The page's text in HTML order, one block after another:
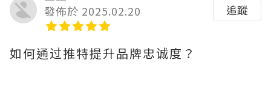
發佈於 2025.02.20
追蹤
如何通过推特提升品牌忠诚度？